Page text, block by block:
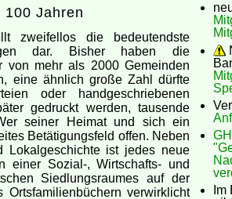
Jahren
zweifellos die bedeutendste
dar. Bisher haben die
von mehr als 2000 Gemeinden
eine ähnlich große Zahl dürfte
oder handgeschriebenen
gedruckt werden, tausende
seiner Heimat und sich ein
Betätigungsfeld offen. Neben
Lokalgeschichte ist jedes neue
Sozial-, Wirtschafts- und
Siedlungsraumes auf der
verwirklicht